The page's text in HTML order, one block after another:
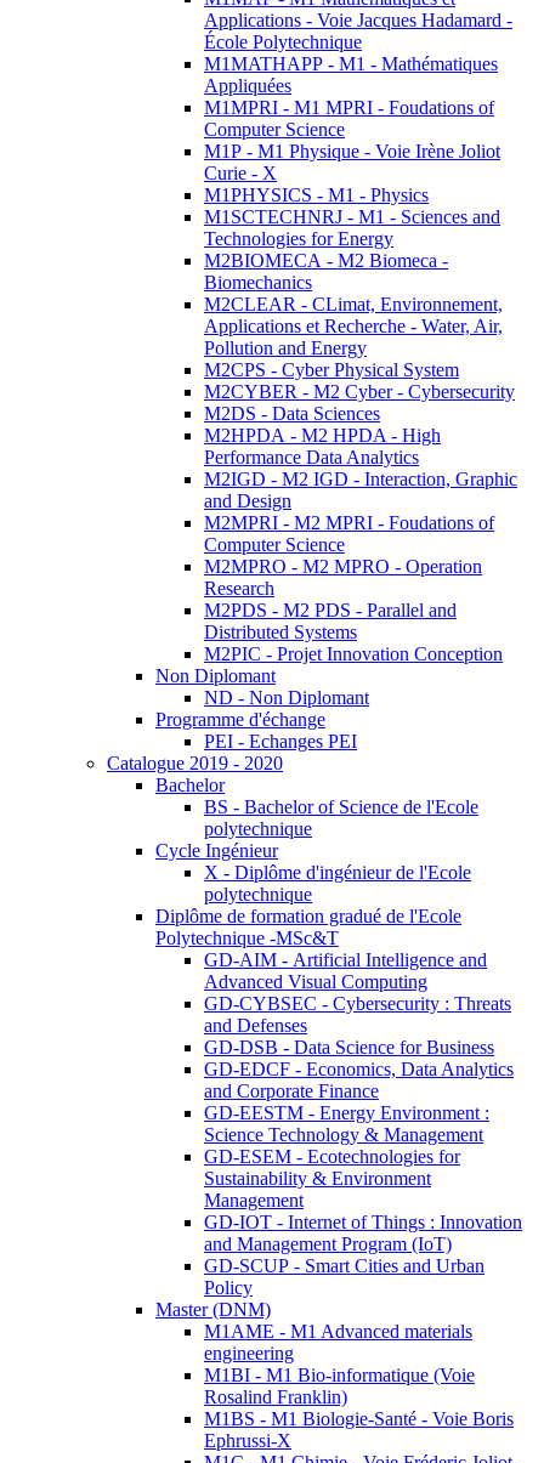
Applications - Voie Jacques Hadamard -
École Polytechnique
M1MATHAPP - M1 - Mathématiques
Appliquées
M1MPRI - M1 MPRI - Foudations of
Computer Science
M1P - M1 Physique - Voie Irène Joliot
Curie - X
M1PHYSICS - M1 - Physics
M1SCTECHNRJ - M1 - Sciences and
Technologies for Energy
M2BIOMECA - M2 Biomeca -
Biomechanics
M2CLEAR - CLimat, Environnement,
Applications et Recherche - Water, Air,
Pollution and Energy
M2CPS - Cyber Physical System
M2CYBER - M2 Cyber - Cybersecurity
M2DS - Data Sciences
M2HPDA - M2 HPDA - High
Performance Data Analytics
M2IGD - M2 IGD - Interaction, Graphic
and Design
M2MPRI - M2 MPRI - Foudations of
Computer Science
M2MPRO - M2 MPRO - Operation
Research
M2PDS - M2 PDS - Parallel and
Distributed Systems
M2PIC - Projet Innovation Conception
Non Diplomant
ND - Non Diplomant
Programme d'échange
PEI - Echanges PEI
Catalogue 2019 - 2020
Bachelor
BS - Bachelor of Science de l'Ecole
polytechnique
Cycle Ingénieur
X - Diplôme d'ingénieur de l'Ecole
polytechnique
Diplôme de formation gradué de l'Ecole
Polytechnique -MSc&T
GD-AIM - Artificial Intelligence and
Advanced Visual Computing
GD-CYBSEC - Cybersecurity : Threats
and Defenses
GD-DSB - Data Science for Business
GD-EDCF - Economics, Data Analytics
and Corporate Finance
GD-EESTM - Energy Environment :
Science Technology & Management
GD-ESEM - Ecotechnologies for
Sustainability & Environment
Management
GD-IOT - Internet of Things : Innovation
and Management Program (IoT)
GD-SCUP - Smart Cities and Urban
Policy
Master (DNM)
M1AME - M1 Advanced materials
engineering
M1BI - M1 Bio-informatique (Voie
Rosalind Franklin)
M1BS - M1 Biologie-Santé - Voie Boris
Ephrussi-X